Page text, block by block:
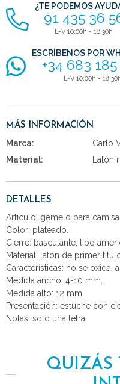
¿TE PODEMOS
91 435 36
L-V 10:00h - 18:30h
ESCRÍBENOS POR
+34 683
L-V 10:00h -
MÁS INFORMACIÓN
Marca:
Carlo
Material:
Latón
DETALLES
Articulo: gemelo para
Color: plateado.
Cierre: basculante, tipo
Material: latón de primer
Características: no se oxida,
Medida ancho: 4-10 mm.
Medida alto: 12 mm.
Presentación: estuche con
Notas: solo una letra.
QUIZÁS